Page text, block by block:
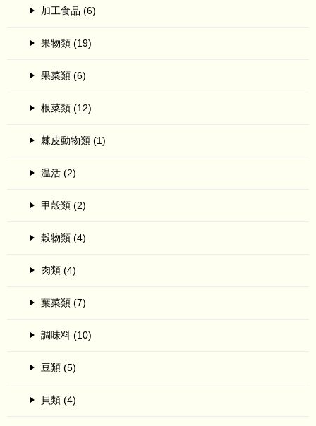
加工食品 (6)
果物類 (19)
果菜類 (6)
根菜類 (12)
棘皮動物類 (1)
温活 (2)
甲殻類 (2)
穀物類 (4)
肉類 (4)
葉菜類 (7)
調味料 (10)
豆類 (5)
貝類 (4)